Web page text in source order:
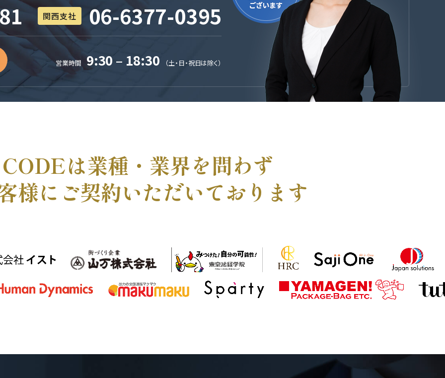
関西支社 06-6377-0395
営業時間 9:30 – 18:30 （土・日・祝日は除く）
は業種・業界を問わず
様に ご契約いただいております